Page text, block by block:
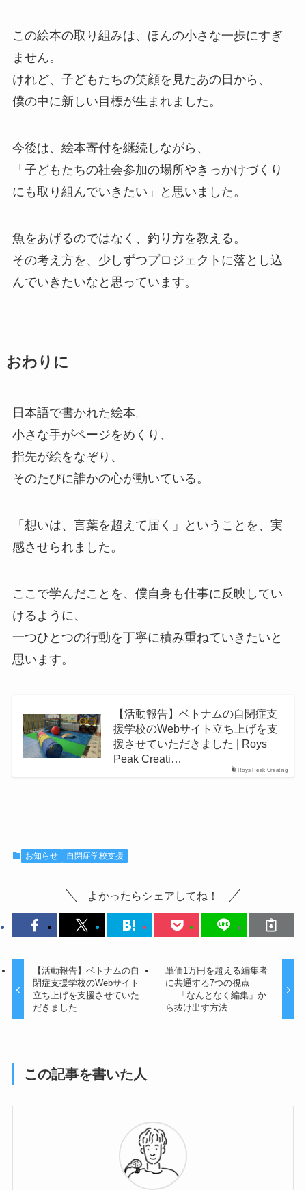
この絵本の取り組みは、ほんの小さな一歩にすぎ
ません。
けれど、子どもたちの笑顔を見たあの日から、
僕の中に新しい目標が生まれました。
今後は、絵本寄付を継続しながら、
「子どもたちの社会参加の場所やきっかけづくり
にも取り組んでいきたい」と思いました。
魚をあげるのではなく、釣り方を教える。
その考え方を、少しずつプロジェクトに落とし込
んでいきたいなと思っています。
おわりに
日本語で書かれた絵本。
小さな手がページをめくり、
指先が絵をなぞり、
そのたびに誰かの心が動いている。
「想いは、言葉を超えて届く」ということを、実
感させられました。
ここで学んだことを、僕自身も仕事に反映してい
けるように、
一つひとつの行動を丁寧に積み重ねていきたいと
思います。
Roys Peak Creating
【活動報告】ベトナムの自閉症支
援学校のWebサイト立ち上げを支
援させていただきました | Roys
Peak Creati…
お知らせ 自閉症学校支援
よかったらシェアしてね！
【活動報告】ベトナムの自
閉症支援学校のWebサイト
立ち上げを支援させていた
だきました
単価1万円を超える編集者
に共通する7つの視点
──「なんとなく編集」か
ら抜け出す方法
この記事を書いた人